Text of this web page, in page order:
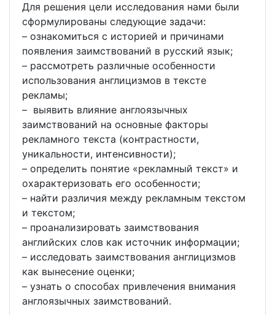
Для решения цели исследования нами были
сформулированы следующие задачи:
– ознакомиться с историей и причинами
появления заимствований в русский язык;
– рассмотреть различные особенности
использования англицизмов в тексте
рекламы;
– выявить влияние англоязычных
заимствований на основные факторы
рекламного текста (контрастности,
уникальности, интенсивности);
– определить понятие «рекламный текст» и
охарактеризовать его особенности;
– найти различия между рекламным текстом
и текстом;
– проанализировать заимствования
английских слов как источник информации;
– исследовать заимствования англицизмов
как вынесение оценки;
– узнать о способах привлечения внимания
англоязычных заимствований.